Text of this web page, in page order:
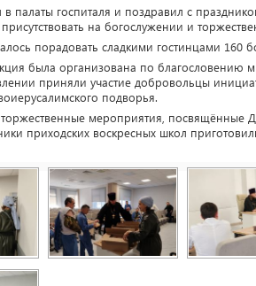
палаты госпиталя и поздравил с
на богослужении и
порадовать сладкими гостинцами
была организована по благословению
приняли участие добровольцы
подворья.
мероприятия, посвящённые
приходских воскресных школ